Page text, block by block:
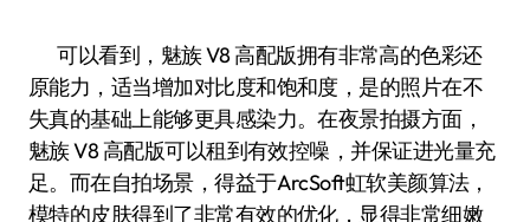
可以看到，魅族 V8 高配版拥有非常高的色彩还
原能力，适当增加对比度和饱和度，是的照片在不
失真的基础上能够更具感染力。在夜景拍摄方面，
魅族 V8 高配版可以租到有效控噪，并保证进光量充
足。而在自拍场景，得益于ArcSoft虹软美颜算法，
模特的皮肤得到了非常有效的优化，显得非常细嫩